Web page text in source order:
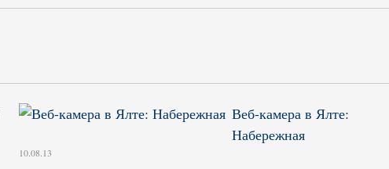
Веб-камера в Ялте:
Набережная
10.08.13